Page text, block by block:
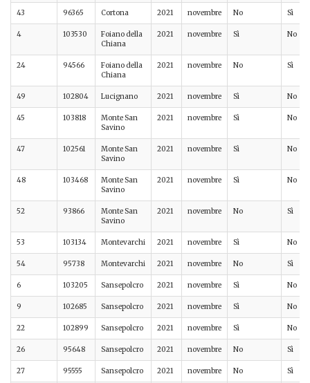
43 96365 Cortona 2021 novembre No Sì
4 103530
Foiano della
Chiana
2021 novembre Sì No
24 94566
Foiano della
Chiana
2021 novembre No Sì
49 102804 Lucignano 2021 novembre Sì No
45 103818
Monte San
Savino
2021 novembre Sì No
47 102561
Monte San
Savino
2021 novembre Sì No
48 103468
Monte San
Savino
2021 novembre Sì No
52 93866
Monte San
Savino
2021 novembre No Sì
53 103134 Montevarchi 2021 novembre Sì No
54 95738 Montevarchi 2021 novembre No Sì
6 103205 Sansepolcro 2021 novembre Sì No
9 102685 Sansepolcro 2021 novembre Sì No
22 102899 Sansepolcro 2021 novembre Sì No
26 95648 Sansepolcro 2021 novembre No Sì
27 95555 Sansepolcro 2021 novembre No Sì